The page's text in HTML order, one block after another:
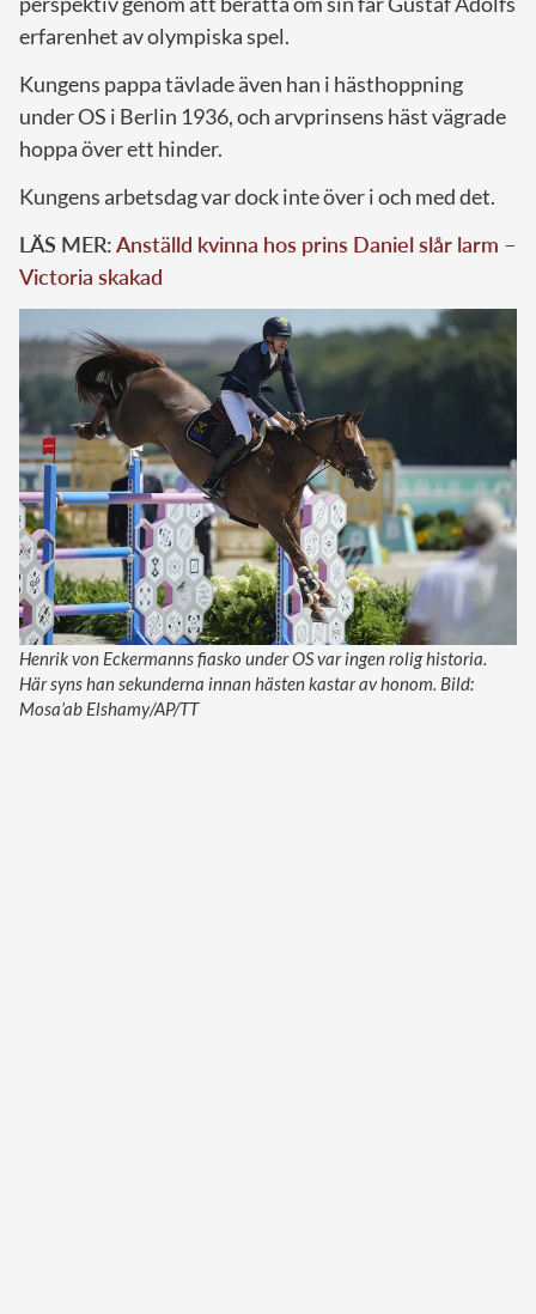
erfarenhet av olympiska spel.
Kungens pappa tävlade även han i hästhoppning
under OS i Berlin 1936, och arvprinsens häst vägrade
hoppa över ett hinder.
Kungens arbetsdag var dock inte över i och med det.
LÄS MER:Anställd kvinna hos prins Daniel slår larm –
Victoria skakad
Henrik von Eckermanns fiasko under OS var ingen rolig historia.
Här syns han sekunderna innan hästen kastar av honom. Bild:
Mosa’ab Elshamy/AP/TT